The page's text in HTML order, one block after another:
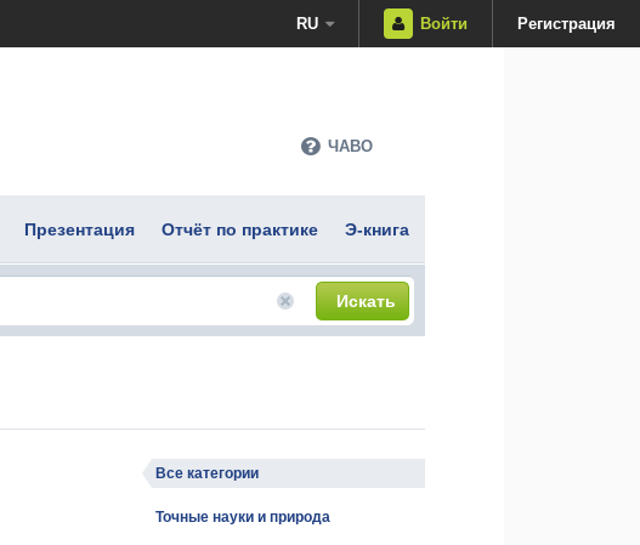
RU Войти Регистрация
ЧАВО
Презентация Отчёт по практике Э-книга
Искать
Все категории
Точные науки и природа